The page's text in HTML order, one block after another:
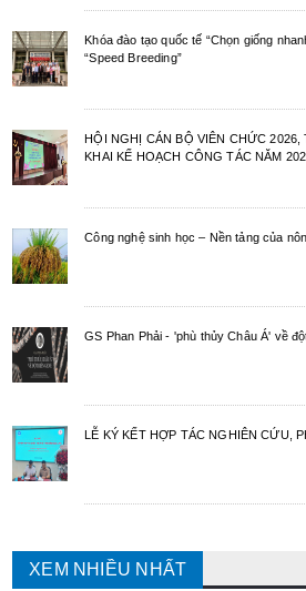
Khóa đào tạo quốc tế “Chọn giống
“Speed Breeding”
HỘI NGHỊ CÁN BỘ VIÊN CHỨC 2026,
KHAI KẾ HOẠCH CÔNG TÁC NĂM
Công nghệ sinh học – Nền tảng của
GS Phan Phải - 'phù thủy Châu Á' về
LỄ KÝ KẾT HỢP TÁC NGHIÊN CỨU,
XEM NHIỀU NHẤT